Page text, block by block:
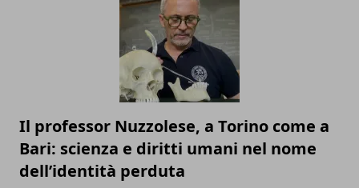
Il professor Nuzzolese, a Torino come a
Bari: scienza e diritti umani nel nome
dell’identità perduta